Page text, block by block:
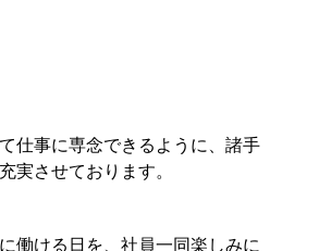
仕事に専念できるように、諸手
実させております。
働ける日を、社員一同楽しみに